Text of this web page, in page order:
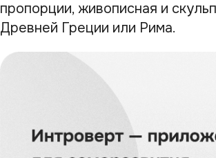
пропорции, живописная и
Древней Греции или Рима.